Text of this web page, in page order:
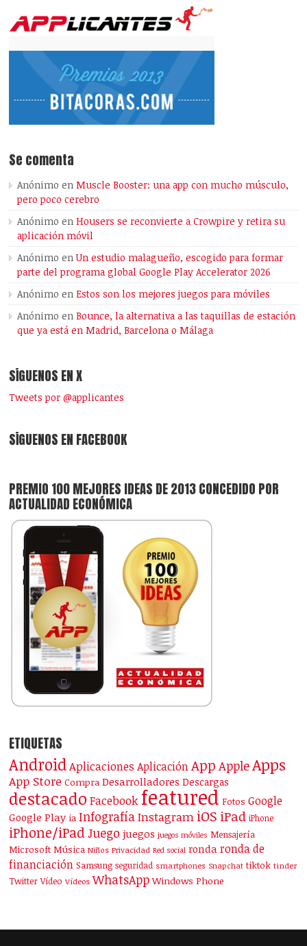
Se comenta
Anónimo enMuscle Booster: una app con mucho músculo,
pero poco cerebro
Anónimo enHousers se reconvierte a Crowpire y retira su
aplicación móvil
Anónimo enUn estudio malagueño, escogido para formar
parte del programa global Google Play Accelerator 2026
Anónimo enEstos son los mejores juegos para móviles
Anónimo enBounce, la alternativa a las taquillas de estación
que ya está en Madrid, Barcelona o Málaga
SÍGUENOS EN X
Tweets por @applicantes
SÍGUENOS EN FACEBOOK
PREMIO 100 MEJORES IDEAS DE 2013 CONCEDIDO POR
ACTUALIDAD ECONÓMICA
ETIQUETAS
Android Aplicaciones Aplicación App AppleApps
App Store Compra Desarrolladores Descargas
destacado Facebook featured Fotos Google
Google Play ia InfografíaInstagram iOS iPad iPhone
iPhone/iPad Juego juegos juegos móviles Mensajería
Microsoft Música Niños Privacidad Red social ronda ronda de
financiación Samsung seguridad smartphones Snapchat tiktok tinder
Twitter Vídeo Vídeos WhatsApp Windows Phone